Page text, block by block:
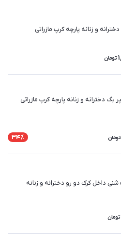
دخترانه و زنانه پارچه کرپ مازراتی
تومان
بگ دخترانه و زنانه پارچه کرپ مازراتی
تومان 34٪
داخل کرک دو رو دخترانه و زنانه
تومان